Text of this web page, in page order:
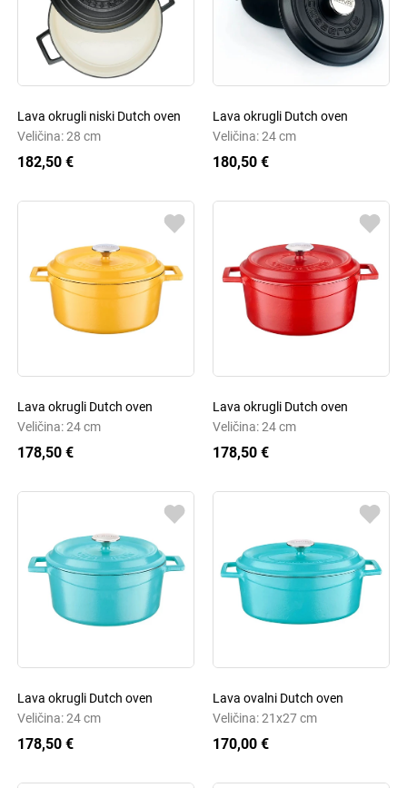
Lava okrugli niski Dutch oven
Veličina: 28 cm
182,50 €
Lava okrugli Dutch oven
Veličina: 24 cm
180,50 €
Lava okrugli Dutch oven
Veličina: 24 cm
178,50 €
Lava okrugli Dutch oven
Veličina: 24 cm
178,50 €
Lava okrugli Dutch oven
Veličina: 24 cm
178,50 €
Lava ovalni Dutch oven
Veličina: 21x27 cm
170,00 €